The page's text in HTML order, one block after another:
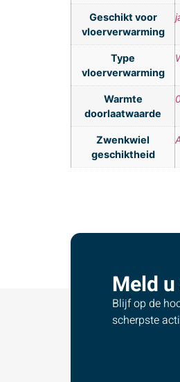
Geschikt voor
vloerverwarming
Type
vloerverwarming
Warmte
doorlaatwaarde
Zwenkwiel
geschiktheid
Meld
Blijf op de
scherpste